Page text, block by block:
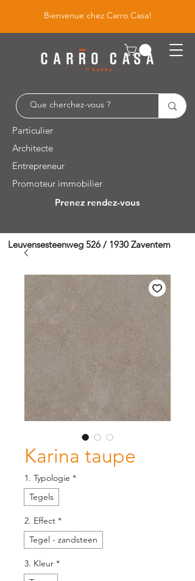
Bienvenue chez Carro Casa!
Particulier
Architecte
Entrepreneur
Promoteur immobilier
Prenez rendez-vous
Leuvensesteenweg 526 / 1930 Zaventem
Karina taupe
1. Typologie *
Tegels
2. Effect *
Tegel - zandsteen
3. Kleur *